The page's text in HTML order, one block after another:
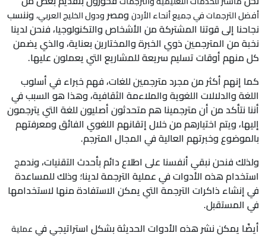
أفضل الترجمات في جميع أنحاء الأردنومصرودول الخليج العربي،وننسب
نجاحنا إلى قوتنا المشتركة من الأشخاص والتكنولوجيا، فنحن لدينا
نخبة من المترجمين ذوي الخبرة والمختارين بعناية، والذي يضمن
كل منهم أوقات تسليم سريعة للمشاريع التي يعملون عليها.
كما إنهم أكثر من مجرد مترجمين للغات، فهم خبراء في أسلوب
اللغة والدلالات اللغوية والملاءمة الثقافية، وهذا هو السبب في
أننا نتأكد من أن مترجمينا هم متحدثون أصليون للغة التي يترجمون
إليها، ويتم اختيارهم من خلال إتقانهم اللغوي الفائق ومعرفتهم
بالموضوع وخبرتهم العالية في المجال المترجم.
ولذلك فنحن نبقي أنفسنا على اطلاع دائم بأحدث التقنيات، وندمج
استخدام هذه الأدوات في عملية الترجمة لدينا؛ وذلك للمساعدة
في إنشاء ذاكرات الترجمة التي يمكن الاستفادة منها لاستخدامها
في المستقبل.
أيضًا يمكن نشر هذه الأدوات الحديثة بشكل استراتيجي فيعملية